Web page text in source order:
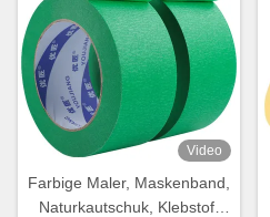
Video
Farbige Maler, Maskenband,
Naturkautschuk, Klebstoff